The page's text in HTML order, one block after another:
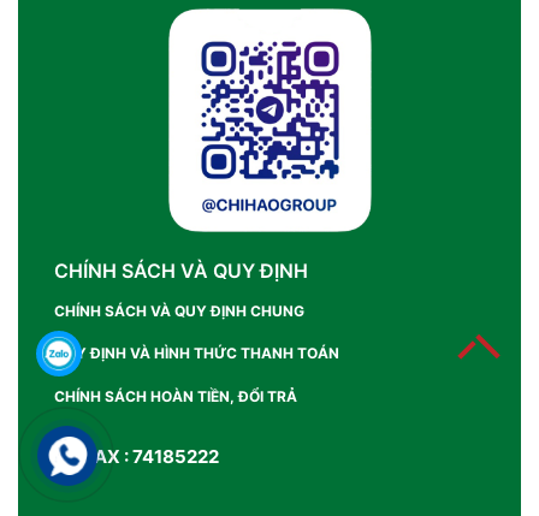
CHÍNH SÁCH VÀ QUY ĐỊNH
CHÍNH SÁCH VÀ QUY ĐỊNH CHUNG
QUY ĐỊNH VÀ HÌNH THỨC THANH TOÁN
CHÍNH SÁCH HOÀN TIỀN, ĐỔI TRẢ
SỐ FAX : 74185222